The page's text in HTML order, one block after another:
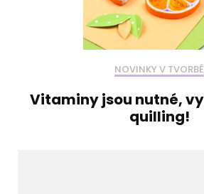
NOVINKY V TVORBĚ
Vitaminy jsou nutné,
quilling!